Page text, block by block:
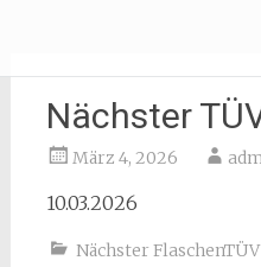
springen
Nächster
März 4, 2026
10.03.2026
Nächster